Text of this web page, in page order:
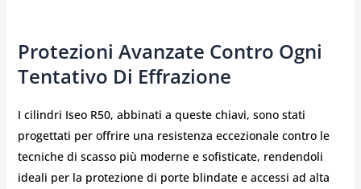
Protezioni Avanzate Contro Ogni
Tentativo Di Effrazione
I cilindri Iseo R50, abbinati a queste chiavi, sono stati
progettati per offrire una resistenza eccezionale contro le
tecniche di scasso più moderne e sofisticate, rendendoli
ideali per la protezione di porte blindate e accessi ad alta